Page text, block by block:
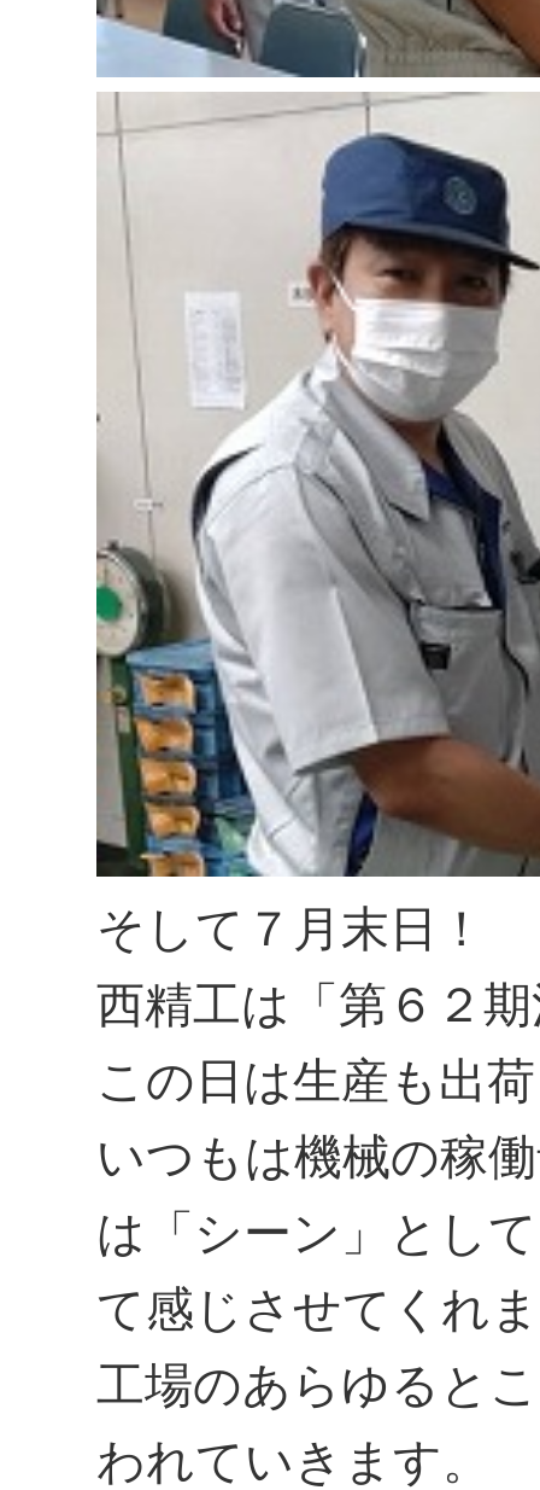
そして７月末日！
西精工は「第６２
この日は生産も出
いつもは機械の稼
は「シーン」とし
て感じさせてくれ
工場のあらゆると
われていきます。